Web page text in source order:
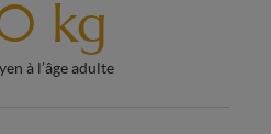
kg
à l’âge adulte